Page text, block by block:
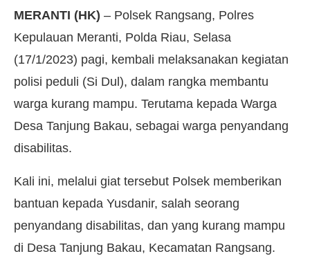
MERANTI (HK) – Polsek Rangsang, Polres
Kepulauan Meranti, Polda Riau, Selasa
(17/1/2023) pagi, kembali melaksanakan kegiatan
polisi peduli (Si Dul), dalam rangka membantu
warga kurang mampu. Terutama kepada Warga
Desa Tanjung Bakau, sebagai warga penyandang
disabilitas.
Kali ini, melalui giat tersebut Polsek memberikan
bantuan kepada Yusdanir, salah seorang
penyandang disabilitas, dan yang kurang mampu
di Desa Tanjung Bakau, Kecamatan Rangsang.